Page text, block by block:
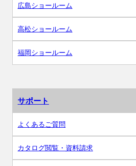
広島ショールーム
高松ショールーム
福岡ショールーム
サポート
よくあるご質問
カタログ閲覧・資料請求